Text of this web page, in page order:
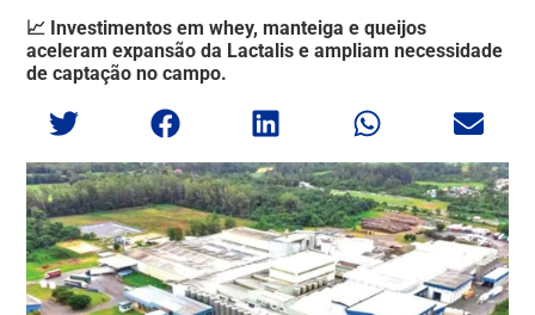
📈 Investimentos em whey, manteiga e queijos
aceleram expansão da Lactalis e ampliam necessidade
de captação no campo.